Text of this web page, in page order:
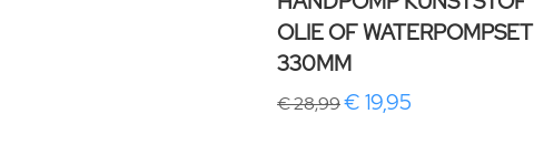
OLIE OF WATERPOMPSET
330MM
€ 28,99€ 19,95